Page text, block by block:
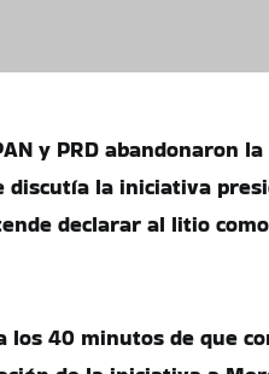
y PRD abandonaron
discutía la iniciativa
declarar al litio
los 40 minutos de que